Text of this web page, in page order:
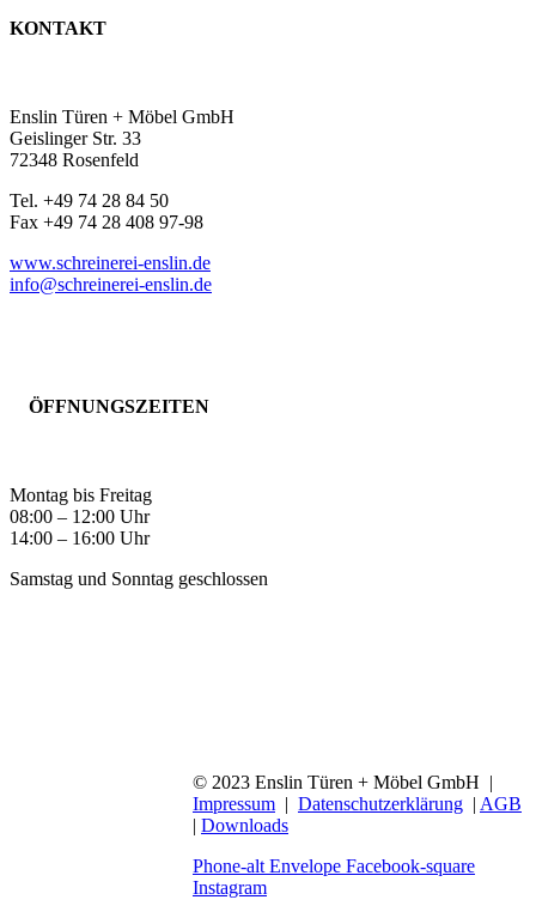
KONTAKT
Enslin Türen + Möbel GmbH
Geislinger Str. 33
72348 Rosenfeld
Tel. +49 74 28 84 50
Fax +49 74 28 408 97-98
www.schreinerei-enslin.de
info@schreinerei-enslin.de
ÖFFNUNGSZEITEN
Montag bis Freitag
08:00 – 12:00 Uhr
14:00 – 16:00 Uhr
Samstag und Sonntag geschlossen
© 2023 Enslin Türen + Möbel GmbH |
Impressum | Datenschutzerklärung | AGB
| Downloads
Phone-alt Envelope Facebook-square
Instagram